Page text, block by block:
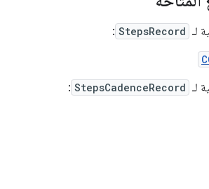
لـ StepsRecord
:
لـ StepsCadenceRecord
: